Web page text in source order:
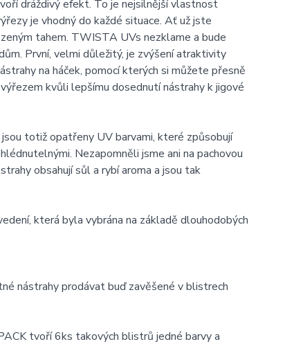
dráždivý efekt. To je nejsilnější vlastnost
je vhodný do každé situace. Ať už jste
tahem. TWISTA UVs nezklame a bude
První, velmi důležitý, je zvýšení atraktivity
na háček, pomocí kterých si můžete přesně
kvůli lepšímu dosednutí nástrahy k jigové
totiž opatřeny UV barvami, které způsobují
Nezapomněli jsme ani na pachovou
obsahují sůl a rybí aroma a jsou tak
která byla vybrána na základě dlouhodobých
nástrahy prodávat buď zavěšené v blistrech
tvoří 6ks takových blistrů jedné barvy a